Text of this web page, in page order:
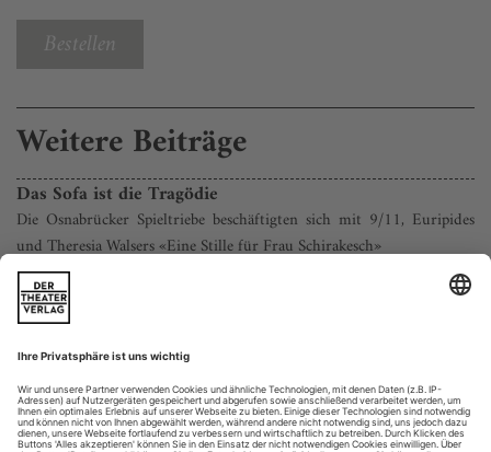
Bestellen
Weitere Beiträge
Das Sofa ist die Tragödie
Die Osnabrücker Spieltriebe beschäftigten sich mit 9/11, Euripides
und Theresia Walsers «Eine Stille für Frau Schirakesch»
Das Vierspartentheater Osnabrück hat einen neuen
Intendanten. Er heißt Ralf Waldschmidt, war zuletzt
Schopf: Sein Vorgänger Holger Schultze hatte ihm das Festival
«Spieltriebe» vererbt, das seit 2005 alle zwei Jahre zum
Spielzeitauftakt ein Bündel von neuen Stücken zum Routen-